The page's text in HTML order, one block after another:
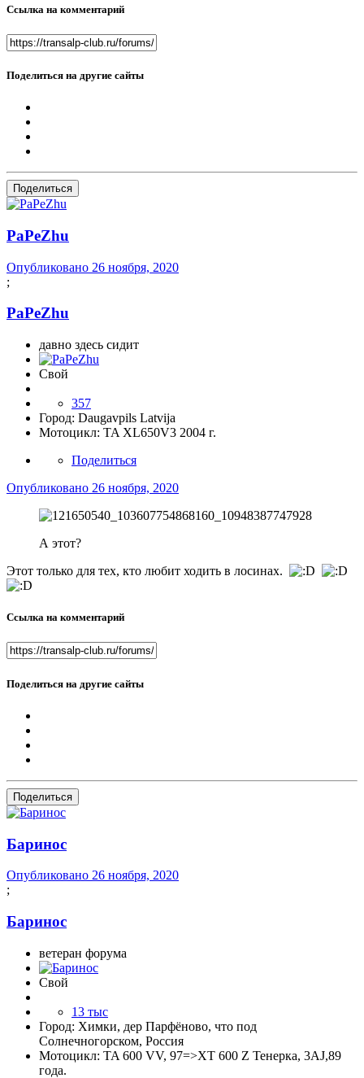
Ссылка на комментарий
Поделиться на другие сайты
Поделиться
PaPeZhu
Опубликовано 26 ноября, 2020
;
PaPeZhu
давно здесь сидит
Свой
357
Город: Daugavpils Latvija
Мотоцикл: TA XL650V3 2004 г.
Поделиться
Опубликовано 26 ноября, 2020
А этот?
Этот только для тех, кто любит ходить в лосинах.
Ссылка на комментарий
Поделиться на другие сайты
Поделиться
Баринос
Опубликовано 26 ноября, 2020
;
Баринос
ветеран форума
Свой
13 тыс
Город: Химки, дер Парфёново, что под
Солнечногорском, Россия
Мотоцикл: TA 600 VV, 97=>XT 600 Z Тенерка, 3AJ,89
года.